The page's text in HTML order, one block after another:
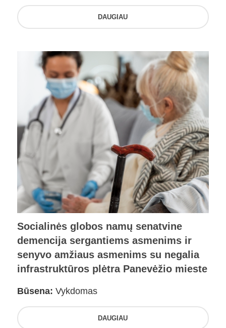
DAUGIAU
Socialinės globos namų senatvine
demencija sergantiems asmenims ir
senyvo amžiaus asmenims su negalia
infrastruktūros plėtra Panevėžio mieste
Būsena: Vykdomas
DAUGIAU